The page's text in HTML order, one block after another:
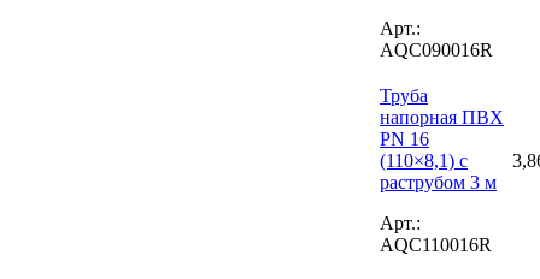
Арт.:
AQC090016R
Труба
напорная ПВХ
PN 16
(110×8,1) с
раструбом 3 м
Арт.:
AQC110016R